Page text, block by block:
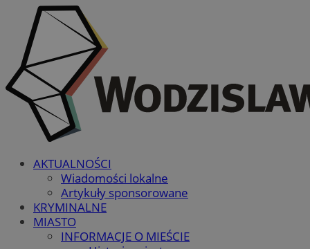
AKTUALNOŚCI
Wiadomości lokalne
Artykuły sponsorowane
KRYMINALNE
MIASTO
INFORMACJE O MIEŚCIE